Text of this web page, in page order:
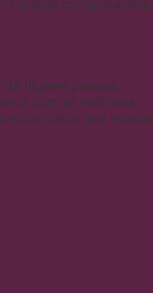
receber comunicações
higiene pessoal,
com as melhores
justos aos nossos